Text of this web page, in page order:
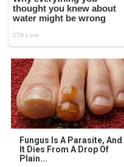
Fungus Is A Parasite, And
It Dies From A Drop Of
Plain...